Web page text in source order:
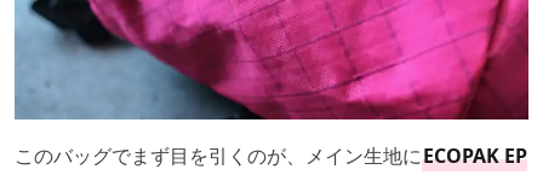
このバッグでまず目を引くのが、メイン生地にECOPAK EP